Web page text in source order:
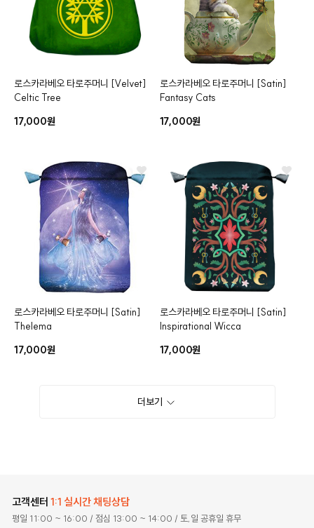
로스카라베오 타로주머니 [Velvet]
Celtic Tree
17,000원
로스카라베오 타로주머니 [Satin]
Fantasy Cats
17,000원
로스카라베오 타로주머니 [Satin]
Thelema
17,000원
로스카라베오 타로주머니 [Satin]
Inspirational Wicca
17,000원
더보기
고객센터 1:1 실시간 채팅상담
평일 11:00 ~ 16:00 / 점심 13:00 ~ 14:00 / 토,일 공휴일 휴무